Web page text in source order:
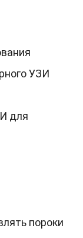
УЗИ
для
пороки